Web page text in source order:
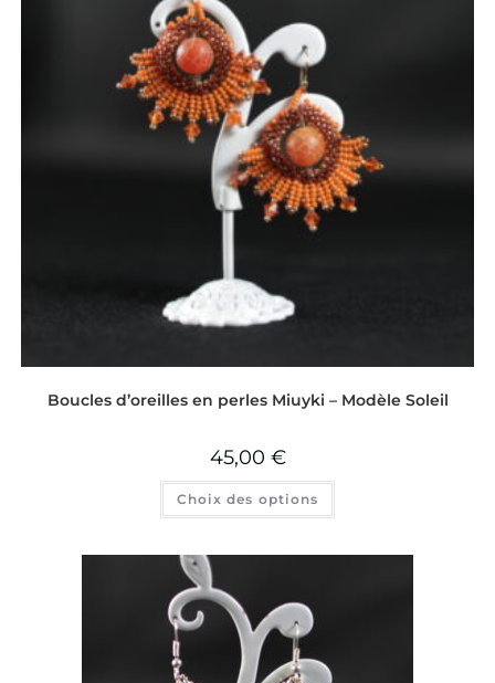
Boucles d’oreilles en perles Miuyki – Modèle Soleil
45,00 €
Choix des options